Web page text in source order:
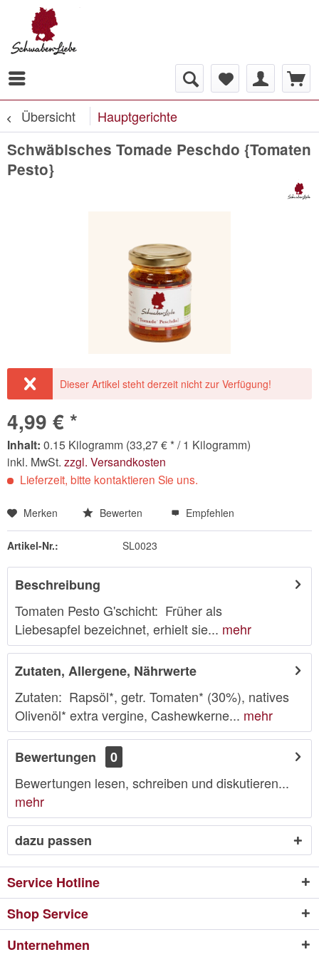
Übersicht Hauptgerichte
Schwäbisches Tomade Peschdo {Tomaten
Pesto}
Dieser Artikel steht derzeit nicht zur Verfügung!
4,99 € *
Inhalt: 0.15 Kilogramm (33,27 € * / 1 Kilogramm)
inkl. MwSt. zzgl. Versandkosten
Lieferzeit, bitte kontaktieren Sie uns.
Merken Bewerten Empfehlen
Artikel-Nr.: SL0023
Beschreibung
Tomaten Pesto G'schicht: Früher als
Liebesapfel bezeichnet, erhielt sie... mehr
Zutaten, Allergene, Nährwerte
Zutaten: Rapsöl*, getr. Tomaten* (30%), natives
Olivenöl* extra vergine, Cashewkerne... mehr
Bewertungen
0
Bewertungen lesen, schreiben und diskutieren...
mehr
dazu passen
Service Hotline
Shop Service
Unternehmen